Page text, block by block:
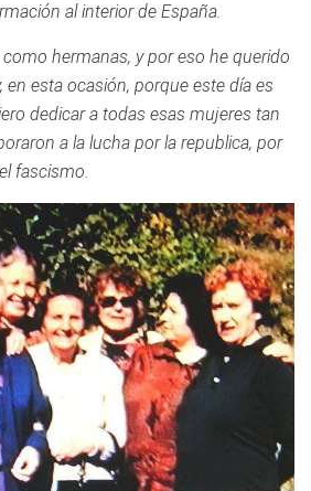
al interior de España.
hermanas, y por eso he querido
en esta ocasión, porque este día es
dedicar a todas esas mujeres tan
a la lucha por la republica, por
fascismo.